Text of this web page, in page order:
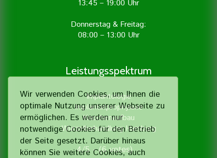
Wir verwenden Cookies, um Ihnen die
optimale Nutzung unserer Webseite zu
ermöglichen. Es werden nur
notwendige Cookies für den Betrieb
der Seite gesetzt. Darüber hinaus
können Sie weitere Cookies, auch
13:45 – 19:00 Uhr
Donnerstag & Freitag:
08:00 – 13:00 Uhr
Leistungsspektrum
Implantologie
Implantatprophylaxe
Knochenaufbau
Wurzelbehandlung Hamburg
4/5 - (6 votes)